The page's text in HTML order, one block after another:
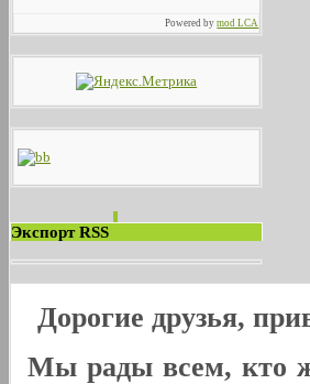
Powered bymod LCA
Экспорт RSS
Дорогие друзья,
Мы рады всем, кто